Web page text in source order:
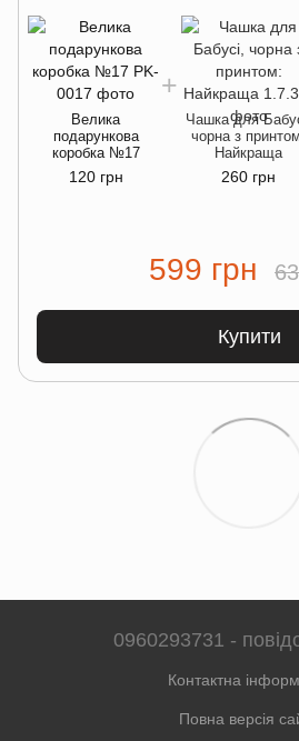
Велика
подарункова
коробка №17
120 грн
Чашка для
чорна з
Найкраща
260 грн
599 грн
Купити
0960293731 -
Контактна
Повна версія